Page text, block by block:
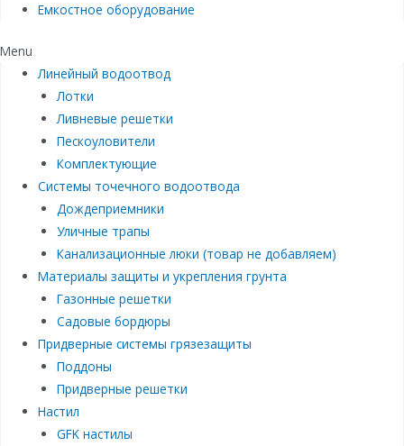
Емкостное оборудование
Menu
Линейный водоотвод
Лотки
Ливневые решетки
Пескоуловители
Комплектующие
Системы точечного водоотвода
Дождеприемники
Уличные трапы
Канализационные люки (товар не добавляем)
Материалы защиты и укрепления грунта
Газонные решетки
Садовые бордюры
Придверные системы грязезащиты
Поддоны
Придверные решетки
Настил
GFK настилы